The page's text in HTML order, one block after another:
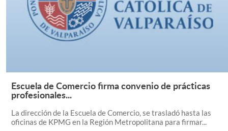
Leer Más +
Escuela de Comercio firma convenio de prácticas
profesionales...
La dirección de la Escuela de Comercio, se trasladó hasta las
oficinas de KPMG en la Región Metropolitana para firmar...